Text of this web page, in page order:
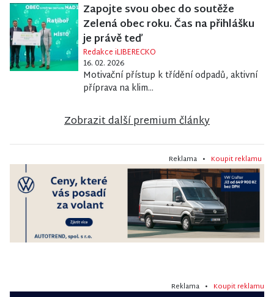
Zapojte svou obec do soutěže
Zelená obec roku. Čas na přihlášku
je právě teď
Redakce iLIBERECKO
16. 02. 2026
Motivační přístup k třídění odpadů, aktivní
příprava na klim...
Zobrazit další premium články
Reklama • Koupit reklamu
Reklama • Koupit reklamu